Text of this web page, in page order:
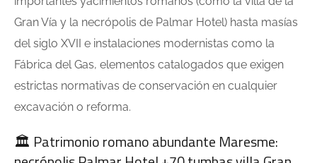
Gran Vía y la necrópolis de Palmar Hotel) hasta masías
del siglo XVII e instalaciones modernistas como la
Fábrica del Gas, elementos catalogados que exigen
estrictas normativas de conservación en cualquier
excavación o reforma.
🏛️ Patrimonio romano abundante Maresme: